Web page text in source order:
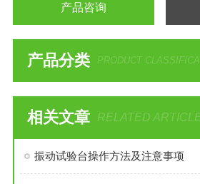
产品咨询
产品分类 PRODUCT
相关文章 RELATED
振动试验台操作方法及注意事项